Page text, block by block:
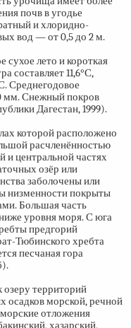
почв в угодье
и хлоридно-
вод — от 0,5 до 2 м.
сухое лето и короткая
составляет 11,6°С,
Среднегодовое
мм.Снежный покров
Дагестан, 1999).
которой расположено
расчленённостью
и центральной частях
озёр или
заболочены или
низменности покрыты
Большая часть
уровня моря. С юга
предгорий
Тюбинского хребта
песчаная гора
территорий
морской, речной
отложения
хазарский,